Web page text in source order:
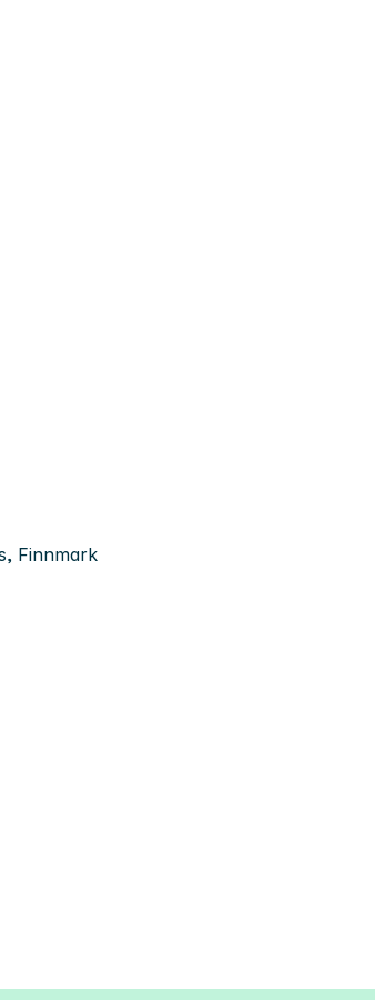
Finnmark